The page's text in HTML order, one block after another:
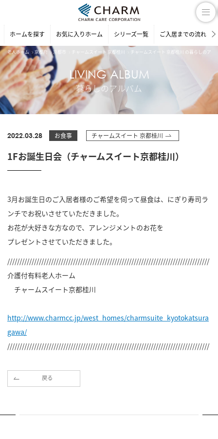
ホームを探す お気に入りホーム シリーズ一覧 ご入居までの流れ
老人ホーム 京都府 京都市 チャームスイート 京都桂川 チャームスイート 京都桂川 の暮らしのアル
LIVING ALBUM
暮らしのアルバム
2022.03.28 お食事 チャームスイート 京都桂川
1Fお誕生日会（チャームスイート京都桂川）
3月お誕生日のご入居者様のご希望を伺って昼食は、にぎり寿司ラ
ンチでお祝いさせていただきました。
お花が大好きな方なので、アレンジメントのお花を
プレゼントさせていただきました。
///////////////////////////////////////////////////////////////////////////////////
介護付有料老人ホーム
チャームスイート京都桂川
http://www.charmcc.jp/west_homes/charmsuite_kyotokatsura
gawa/
///////////////////////////////////////////////////////////////////////////////////
戻る